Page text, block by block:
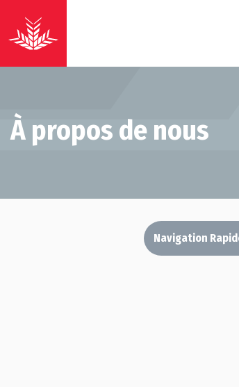
À propos de nous
Navigation